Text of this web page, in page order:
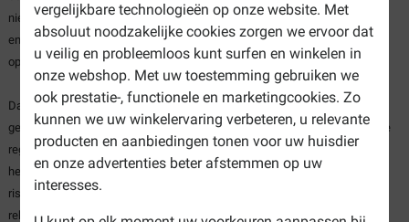
vergelijkbare technologieën op onze website. Met
absoluut noodzakelijke cookies zorgen we ervoor dat
u veilig en probleemloos kunt surfen en winkelen in
onze webshop. Met uw toestemming gebruiken we
ook prestatie-, functionele en marketingcookies. Zo
kunnen we uw winkelervaring verbeteren, u relevante
producten en aanbiedingen tonen voor uw huisdier
en onze advertenties beter afstemmen op uw
interesses.
niet hoog genoeg. Speciaal aangepast Boxer hondenvoer bevat de juiste
energiewaarde en zorgvuldig gekozen ingrediënten waardoor het voer
optimaal is afgestemd op de specifieke eigenschappen van dit ras.
Daarnaast lopen Boxers door hun actieve karakter een verhoogd risico op
gewrichtsproblemen en op hart- en vaataandoeningen. Een aandoening die
regelmatig voorkomt bij Boxers is dat de kwaliteit van de pompfunctie van
het hart vermindert. Hierdoor verslechtert de bloedsomloop, wat
risico's oplevert voor de gezondheid van dit ras. Boxer hondenvoer houdt
rekening met de specifieke eigenschappen van de Boxer en verlaagt de